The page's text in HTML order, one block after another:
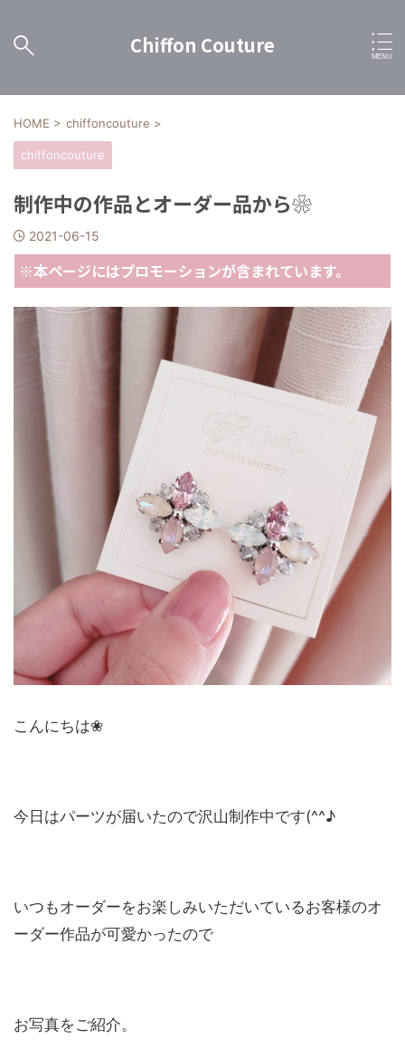
Chiffon Couture
HOME > chiffoncouture >
chiffoncouture
制作中の作品とオーダー品から❀
2021-06-15
※本ページにはプロモーションが含まれています。
こんにちは❀
今日はパーツが届いたので沢山制作中です(^^♪
いつもオーダーをお楽しみいただいているお客様のオ
ーダー作品が可愛かったので
お写真をご紹介。